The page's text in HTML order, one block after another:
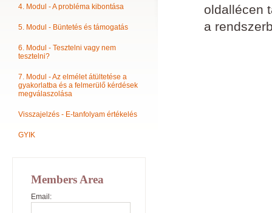
oldallécen
a
4. Modul - A probléma kibontása
5. Modul - Büntetés és támogatás
6. Modul - Tesztelni vagy nem
tesztelni?
7. Modul - Az elmélet átültetése a
gyakorlatba és a felmerülő kérdések
megválaszolása
Visszajelzés - E-tanfolyam értékelés
GYIK
Members Area
Email: